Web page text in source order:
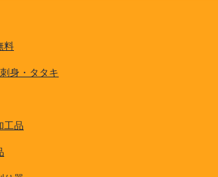
料
身・タタキ
工品